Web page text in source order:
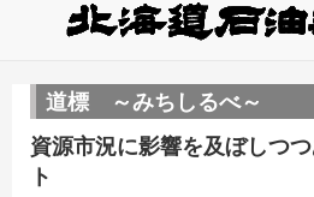
道標 ～みちしるべ～
資源市況に影響を及ぼしつ
ト